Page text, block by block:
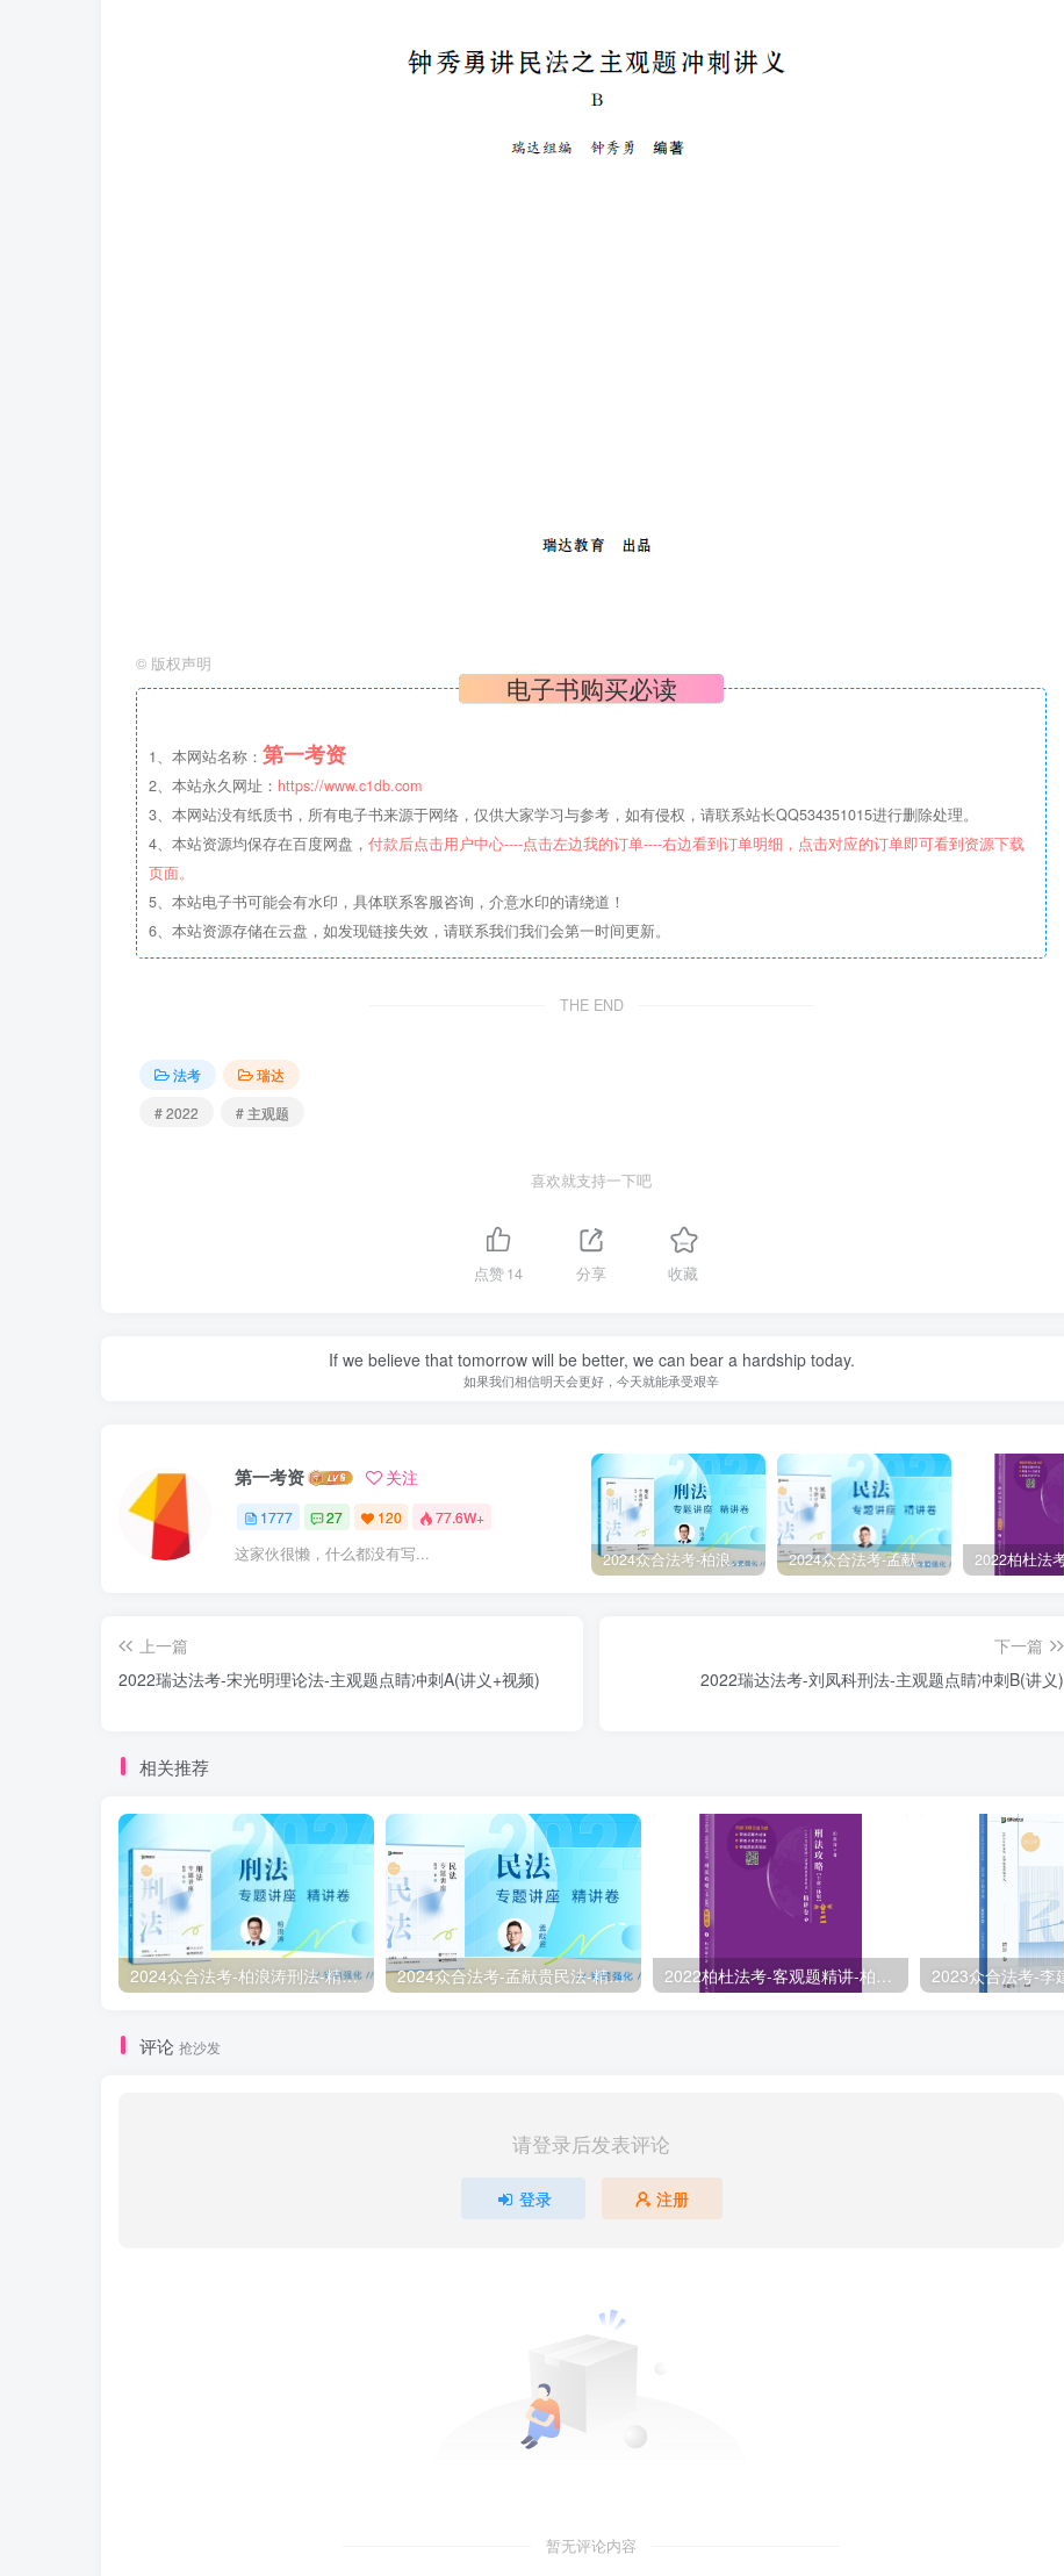
© 版权声明
电子书购买必读
1、本网站名称： 第一考资
2、本站永久网址： https://www.c1db.com
3、本网站没有纸质书，所有电子书来源于网络，仅供大家学习与参考，如有侵权，请联系站长QQ534351015进行删除处理。
4、本站资源均保存在百度网盘， 付款后点击用户中心----点击左边我的订单----右边看到订单明细，点击对应的订单即可看到资源下载
页面。
5、本站电子书可能会有水印，具体联系客服咨询，介意水印的请绕道！
6、本站资源存储在云盘，如发现链接失效，请联系我们我们会第一时间更新。
THE END
法考
瑞达
# 2022
# 主观题
喜欢就支持一下吧
点赞14 分享 收藏
If we believe that tomorrow will be better, we can bear a hardship today.
如果我们相信明天会更好，今天就能承受艰辛
第一考资 关注
1777 27 120 77.6W+
这家伙很懒，什么都没有写... 2024众合法考-柏浪涛刑法-精讲卷pdf电子版（附视频1-76全） 2024众合法考-孟献贵民法-精讲卷.pdf
上一篇
2022瑞达法考-宋光明理论法-主观题点睛冲刺A(讲义+视频)
下一篇
￼￼2022瑞达法考-刘凤科刑法-主观题点睛冲刺B(讲义)
相关推荐
2024众合法考-柏浪涛刑法-精讲卷pdf电子版（附视频1-76全） 2024众合法考-孟献贵民法-精讲卷.pdf 2022柏杜法考-客观题精讲-柏浪涛刑法攻略.pdf
评论 抢沙发
请登录后发表评论
登录 注册
暂无评论内容